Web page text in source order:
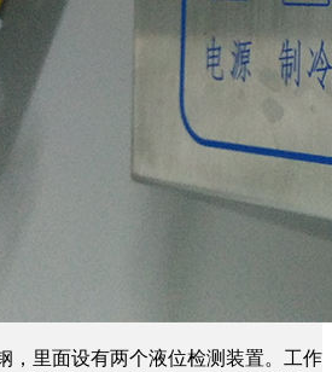
，里面设有两个液位检测装置。工作